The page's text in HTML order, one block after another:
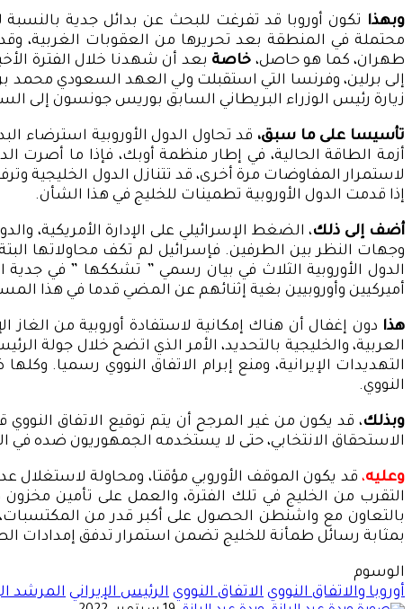
وبهذا تكون أوروبا قد تفرغت للبحث عن بدائل جدية بالنسبة
محتملة في المنطقة بعد تحريرها من العقوبات الغربية،
طهران، كما هو حاصل، خاصة بعد أن شهدنا خلال الفترة
إلى برلين، وفرنسا التي استقبلت ولي العهد السعودي محمد
زيارة رئيس الوزراء البريطاني السابق بوريس جونسون إلى
تأسيسا على ما سبق، قد تحاول الدول الأوروبية استرضاء
أزمة الطاقة الحالية، في إطار منظمة أوبك، فإذا ما أصرت
لاستمرار المفاوضات مرة أخرى، قد تتنازل الدول الخليجية
إذا قدمت الدول الأوروبية تطمينات للخليج في هذا الشأن.
أضف إلى ذلك، الضغط الإسرائيلي على الإدارة الأمريكية،
الدول الأوروبية الثلاث في بيان رسمي ” تشككها ” في جدية
أميركيين وأوروبيين بغية إثنائهم عن المضي قدما في هذا
هذا دون إغفال أن هناك إمكانية لاستفادة أوروبية من
العربية، والخليجية بالتحديد، الأمر الذي اتضح خلال جولة
التهديدات الإيرانية، ومنع إبرام الاتفاق النووي رسميا.
النووي.
وبذلك، قد يكون من غير المرجح أن يتم توقيع الاتفاق النووي
الاستحقاق الانتخابي، حتى لا يستخدمه الجمهوريون ضده في
وعليه، قد يكون الموقف الأوروبي مؤقتا، ومحاولة لاستغلال
التقرب من الخليج في تلك الفترة، والعمل على تأمين
بالتعاون مع واشنطن الحصول على أكبر قدر من المكتسبات،
بمثابة رسائل طمأنة للخليج تضمن استمرار تدفق إمدادات
الوسوم
أوروبا والاتفاق النووي الاتفاق النووي الرئيس الإيراني المرشد